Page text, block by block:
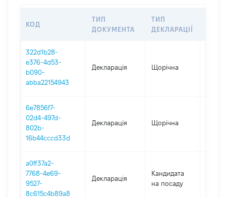
КОД
ТИП
ДОКУМЕНТА
ТИП
ДЕКЛАРАЦІЇ
322d1b28-
e376-4d53-
b090-
abba22154943
Декларація Щорічна
6e7856f7-
02d4-497d-
802b-
16b44cccd33d
Декларація Щорічна
a0ff37a2-
7768-4e69-
9527-
8c615c4b89a8
Декларація
Кандидата
на посаду